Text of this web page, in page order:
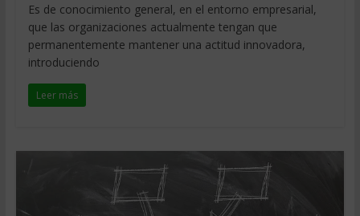
Es de conocimiento general, en el entorno empresarial,
que las organizaciones actualmente tengan que
permanentemente mantener una actitud innovadora,
introduciendo
Leer más